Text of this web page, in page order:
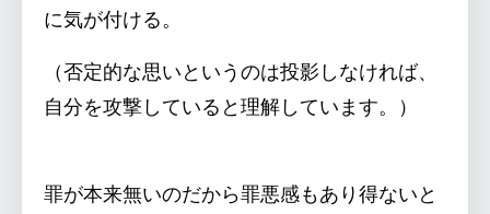
に気が付ける。
（否定的な思いというのは投影しなければ、
自分を攻撃していると理解しています。）
罪が本来無いのだから罪悪感もあり得ないと